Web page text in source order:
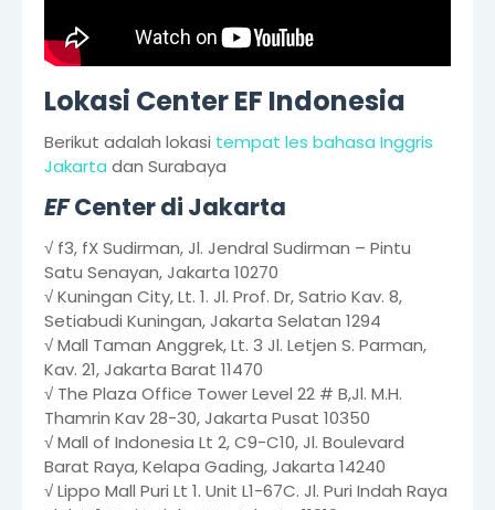
Lokasi Center EF Indonesia
Berikut adalah lokasi tempat les bahasa Inggris
Jakarta dan Surabaya
EFCenter di Jakarta
√ f3, fX Sudirman, Jl. Jendral Sudirman – Pintu
Satu Senayan, Jakarta 10270
√ Kuningan City, Lt. 1. Jl. Prof. Dr, Satrio Kav. 8,
Setiabudi Kuningan, Jakarta Selatan 1294
√ Mall Taman Anggrek, Lt. 3 Jl. Letjen S. Parman,
Kav. 21, Jakarta Barat 11470
√ The Plaza Office Tower Level 22 # B,Jl. M.H.
Thamrin Kav 28-30, Jakarta Pusat 10350
√ Mall of Indonesia Lt 2, C9-C10, Jl. Boulevard
Barat Raya, Kelapa Gading, Jakarta 14240
√ Lippo Mall Puri Lt 1. Unit L1-67C. Jl. Puri Indah Raya